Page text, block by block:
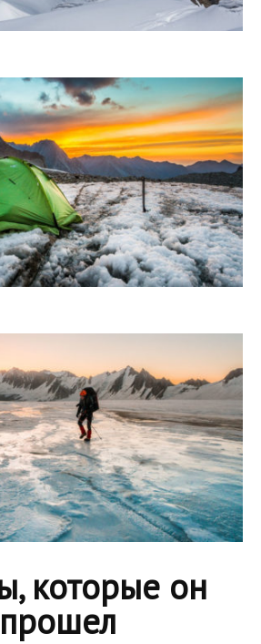
которые он
прошел